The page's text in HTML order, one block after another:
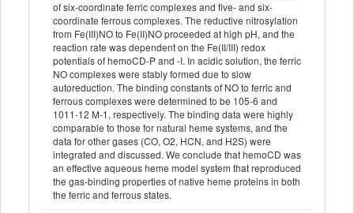
of six-coordinate ferric complexes and five- and six-
coordinate ferrous complexes. The reductive nitrosylation
from Fe(III)NO to Fe(II)NO proceeded at high pH, and the
reaction rate was dependent on the Fe(II/III) redox
potentials of hemoCD-P and -I. In acidic solution, the ferric
NO complexes were stably formed due to slow
autoreduction. The binding constants of NO to ferric and
ferrous complexes were determined to be 105-6 and
1011-12 M-1, respectively. The binding data were highly
comparable to those for natural heme systems, and the
data for other gases (CO, O2, HCN, and H2S) were
integrated and discussed. We conclude that hemoCD was
an effective aqueous heme model system that reproduced
the gas-binding properties of native heme proteins in both
the ferric and ferrous states.